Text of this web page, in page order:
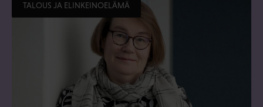
TALOUS JA ELINKEINOELÄMÄ